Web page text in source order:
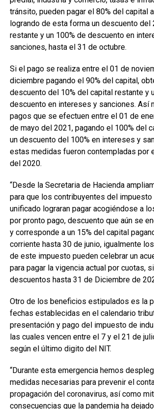
tránsito, pueden pagar el 80% del capital
logrando de esta forma un descuento del
restante y un 100% de descuento en
sanciones, hasta el 31 de octubre.
Si el pago se realiza entre el 01 de
diciembre pagando el 90% del capital,
descuento del 10% del capital restante y
descuento en intereses y sanciones. Así
pagos que se efectuen entre el 01 de
de mayo del 2021, pagando el 100% del
un descuento del 100% en intereses y
estas medidas fueron contempladas por
del 2020.
“Desde la Secretaria de Hacienda
para que los contribuyentes del impuesto
unificado lograran pagar acogiéndose a
por pronto pago, descuento que aún se
y corresponde a un 15% del capital
corriente hasta 30 de junio, igualmente
de este impuesto pueden celebrar un
para pagar la vigencia actual por cuotas,
descuentos hasta 31 de Diciembre de
Otro de los beneficios estipulados es la
fechas establecidas en el calendario
presentación y pago del impuesto de
las cuales vencen entre el 7 y el 21 de
según el último digito del NIT.
“Durante esta emergencia hemos
medidas necesarias para prevenir el
propagación del coronavirus, así como
consecuencias que la pandemia ha